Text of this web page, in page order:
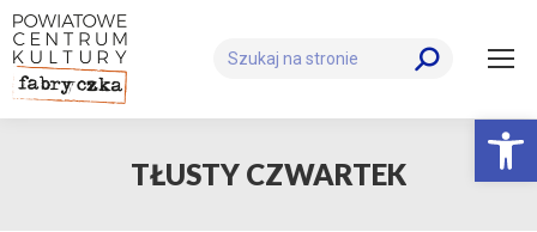
Szukaj:
TŁUSTY CZWARTEK